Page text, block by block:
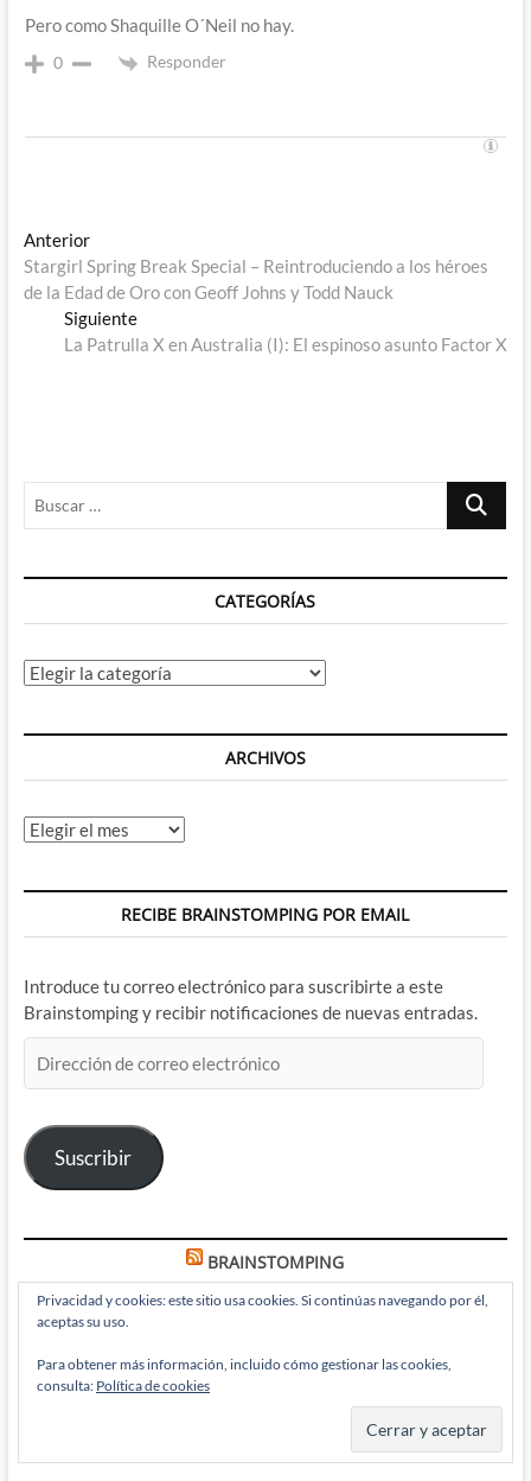
Pero como Shaquille O´Neil no hay.
0 Responder
Navegación
de
entradas
AnteriorEntrada
anterior:
Stargirl Spring Break Special – Reintroduciendo a los héroes
de la Edad de Oro con Geoff Johns y Todd Nauck
SiguienteEntrada
siguiente:
La Patrulla X en Australia (I): El espinoso asunto Factor X
Buscar
CATEGORÍAS
Categorías
ARCHIVOS
Archivos
RECIBE BRAINSTOMPING POR EMAIL
Introduce tu correo electrónico para suscribirte a este
Brainstomping y recibir notificaciones de nuevas entradas.
de
electrónico
Suscribir
BRAINSTOMPING
en Concrete: Stars Over Sand
Pitufo Verde y Verde Pitufo: Secretos que me encontré en Los
Privacidad y cookies: este sitio usa cookies. Si continúas navegando por él,
aceptas su uso.
Para obtener más información, incluido cómo gestionar las cookies,
consulta: Política de cookies